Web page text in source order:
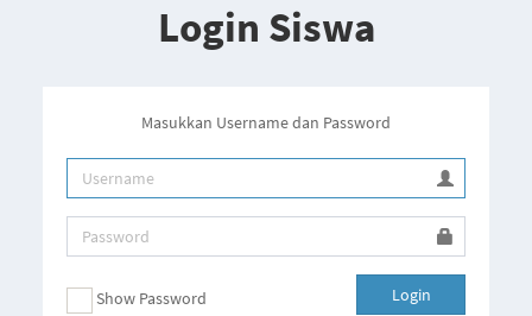
Login Siswa
Masukkan Username dan Password
Show Password
Login